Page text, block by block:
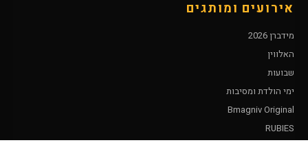
אירועים ומותגים
מידברן 2026
האלווין
שבועות
ימי הולדת ומסיבות
Bmagniv Original
RUBIES